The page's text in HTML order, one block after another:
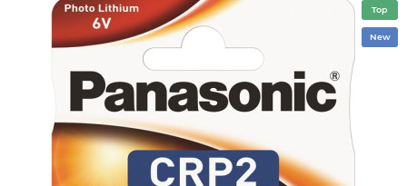
Top
New